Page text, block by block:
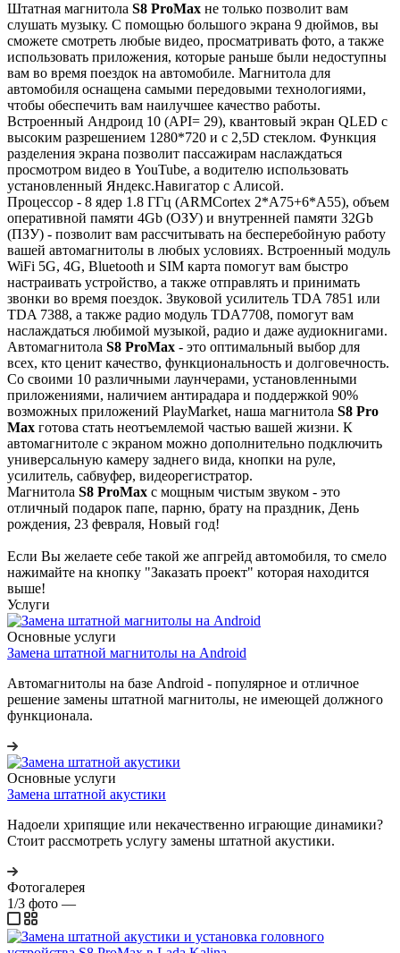
Штатная магнитола S8 ProMax не только позволит вам
слушать музыку. С помощью большого экрана 9 дюймов, вы
сможете смотреть любые видео, просматривать фото, а также
использовать приложения, которые раньше были недоступны
вам во время поездок на автомобиле. Магнитола для
автомобиля оснащена самыми передовыми технологиями,
чтобы обеспечить вам наилучшее качество работы.
Встроенный Андроид 10 (API= 29), квантовый экран QLED с
высоким разрешением 1280*720 и с 2,5D стеклом. Функция
разделения экрана позволит пассажирам наслаждаться
просмотром видео в YouTube, а водителю использовать
установленный Яндекс.Навигатор с Алисой.
Процессор - 8 ядер 1.8 ГГц (ARMCortex 2*A75+6*A55), объем
оперативной памяти 4Gb (ОЗУ) и внутренней памяти 32Gb
(ПЗУ) - позволит вам рассчитывать на бесперебойную работу
вашей автомагнитолы в любых условиях. Встроенный модуль
WiFi 5G, 4G, Bluetooth и SIM карта помогут вам быстро
настраивать устройство, а также отправлять и принимать
звонки во время поездок. Звуковой усилитель TDA 7851 или
TDA 7388, а также радио модуль TDA7708, помогут вам
наслаждаться любимой музыкой, радио и даже аудиокнигами.
Автомагнитола S8 ProMax - это оптимальный выбор для
всех, кто ценит качество, функциональность и долговечность.
Со своими 10 различными лаунчерами, установленными
приложениями, наличием антирадара и поддержкой 90%
возможных приложений PlayMarket, наша магнитола S8 Pro
Max готова стать неотъемлемой частью вашей жизни. К
автомагнитоле с экраном можно дополнительно подключить
универсальную камеру заднего вида, кнопки на руле,
усилитель, сабвуфер, видеорегистратор.
Магнитола S8 ProMax с мощным чистым звуком - это
отличный подарок папе, парню, брату на праздник, День
рождения, 23 февраля, Новый год!
Если Вы желаете себе такой же апгрейд автомобиля, то смело
нажимайте на кнопку "Заказать проект" которая находится
выше!
Услуги
Основные услуги
Замена штатной магнитолы на Android
Автомагнитолы на базе Android - популярное и отличное
решение замены штатной магнитолы, не имеющей должного
функционала.
Основные услуги
Замена штатной акустики
Надоели хрипящие или некачественно играющие динамики?
Стоит рассмотреть услугу замены штатной акустики.
Фотогалерея
1/3 фото —